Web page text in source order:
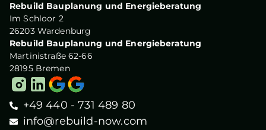
Rebuild Bauplanung und Energieberatung
Im Schloor 2
26203 Wardenburg
Rebuild Bauplanung und Energieberatung
Martinistraße 62-66
28195 Bremen
+49 440 - 731 489 80
info@rebuild-now.com